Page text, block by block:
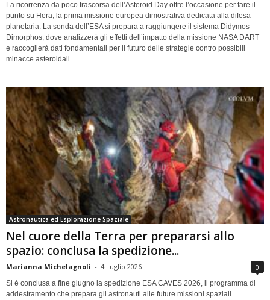
La ricorrenza da poco trascorsa dell’Asteroid Day offre l’occasione per fare il
punto su Hera, la prima missione europea dimostrativa dedicata alla difesa
planetaria. La sonda dell’ESA si prepara a raggiungere il sistema Didymos–
Dimorphos, dove analizzerà gli effetti dell’impatto della missione NASA DART
e raccoglierà dati fondamentali per il futuro delle strategie contro possibili
minacce asteroidali
Astronautica ed Esplorazione Spaziale
Nel cuore della Terra per prepararsi allo
spazio: conclusa la spedizione...
Marianna Michelagnoli - 4 Luglio 2026 0
Si è conclusa a fine giugno la spedizione ESA CAVES 2026, il programma di
addestramento che prepara gli astronauti alle future missioni spaziali